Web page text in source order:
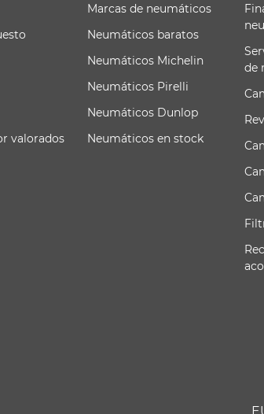
valorados
Marcas de neumáticos
Neumáticos baratos
Neumáticos Michelin
Neumáticos Pirelli
Neumáticos Dunlop
Neumáticos en stock
de